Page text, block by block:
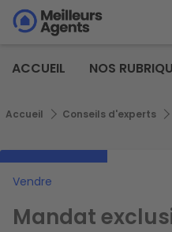
Aller
au
principal
Aller au
principal
Agents
ACCUEIL NOS
Fil d'Ariane
Accueil Conseils d'experts
Vendre
Mandat